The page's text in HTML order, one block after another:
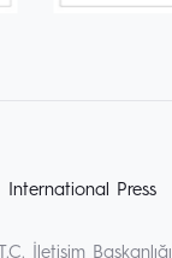
International Press
İletişim Başkanlığı